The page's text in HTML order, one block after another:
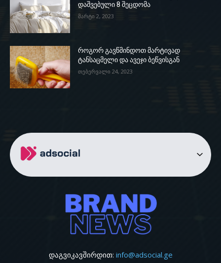
დაშვებული 8 შეცდომა
მარტი 2, 2023
როგორ გავწმინდოთ მარტივად
ტანსაცმელი და ავეჯი ბეწვისგან
თებერვალი 24, 2023
დაგვიკავშირდით: info@adsocial.ge